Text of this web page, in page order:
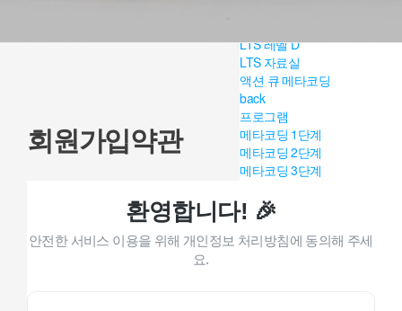
LTS 레벨 D
LTS 자료실
액션 큐 메타코딩
back
프로그램
메타코딩 1단계
메타코딩 2단계
메타코딩 3단계
교재교육
큐리야(코딩아) 놀자!
아르떼 뮤직
회원가입약관
환영합니다! 🎉
안전한 서비스 이용을 위해 개인정보 처리방침에 동의해 주세
요.